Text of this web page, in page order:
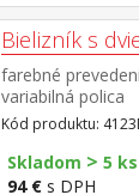
Bielizník s
farebné
variabilná polica
Kód produktu:
Skladom > 5 ks
94 € s DPH